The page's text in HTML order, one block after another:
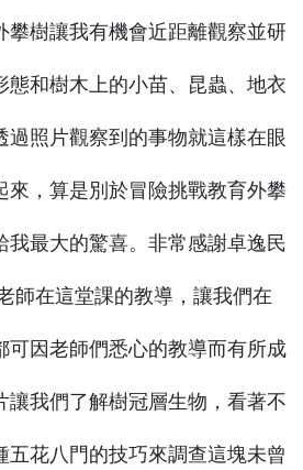
攀樹讓我有機會近距離觀察並研
態和樹木上的小苗、昆蟲、地衣
過照片觀察到的事物就這樣在眼
來，算是別於冒險挑戰教育外攀
我最大的驚喜。非常感謝卓逸民
師在這堂課的教導，讓我們在
可因老師們悉心的教導而有所成
讓我們了解樹冠層生物，看著不
五花八門的技巧來調查這塊未曾